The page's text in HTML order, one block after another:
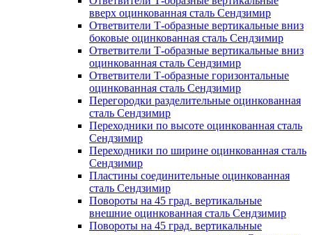
вверх оцинкованная сталь Сендзимир
Ответвители Т-образные вертикальные вниз
боковые оцинкованная сталь Сендзимир
Ответвители Т-образные вертикальные вниз
оцинкованная сталь Сендзимир
Ответвители Т-образные горизонтальные
оцинкованная сталь Сендзимир
Перегородки разделительные оцинкованная
сталь Сендзимир
Переходники по высоте оцинкованная сталь
Сендзимир
Переходники по ширине оцинкованная сталь
Сендзимир
Пластины соединительные оцинкованная
сталь Сендзимир
Повороты на 45 град. вертикальные
внешние оцинкованная сталь Сендзимир
Повороты на 45 град. вертикальные